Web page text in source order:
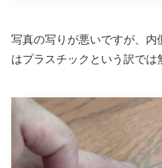
写真の写りが悪いですが、内
はプラスチックという訳では